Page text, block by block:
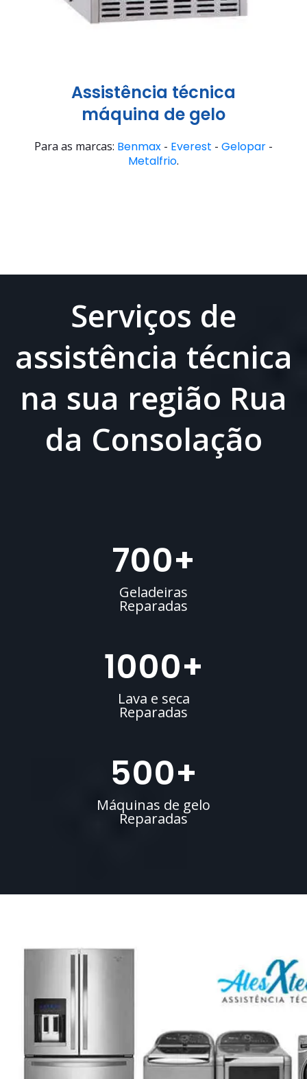
Assistência técnica
máquina de gelo
Para as marcas: Benmax - Everest - Gelopar -
Metalfrio.
Serviços de
assistência técnica
na sua região Rua
da Consolação
700+
Geladeiras
Reparadas
1000+
Lava e seca
Reparadas
500+
Máquinas de gelo
Reparadas